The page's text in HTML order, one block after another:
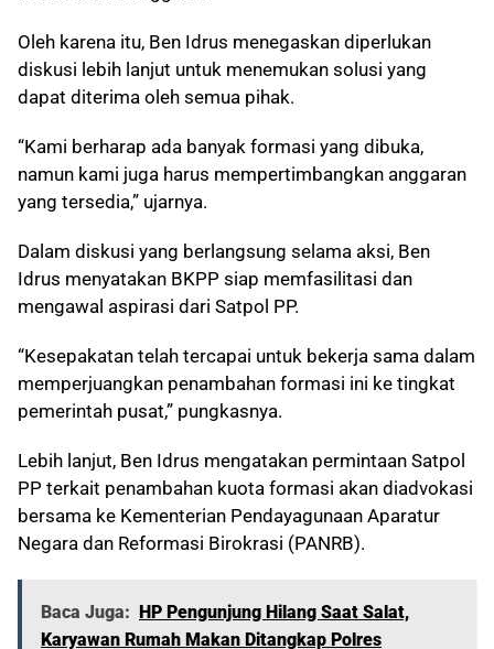
Oleh karena itu, Ben Idrus menegaskan diperlukan
diskusi lebih lanjut untuk menemukan solusi yang
dapat diterima oleh semua pihak.
“Kami berharap ada banyak formasi yang dibuka,
namun kami juga harus mempertimbangkan anggaran
yang tersedia,” ujarnya.
Dalam diskusi yang berlangsung selama aksi, Ben
Idrus menyatakan BKPP siap memfasilitasi dan
mengawal aspirasi dari Satpol PP.
“Kesepakatan telah tercapai untuk bekerja sama dalam
memperjuangkan penambahan formasi ini ke tingkat
pemerintah pusat,” pungkasnya.
Lebih lanjut, Ben Idrus mengatakan permintaan Satpol
PP terkait penambahan kuota formasi akan diadvokasi
bersama ke Kementerian Pendayagunaan Aparatur
Negara dan Reformasi Birokrasi (PANRB).
Baca Juga: HP Pengunjung Hilang Saat Salat,
Karyawan Rumah Makan Ditangkap Polres